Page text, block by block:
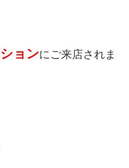
ョンにご来店されま